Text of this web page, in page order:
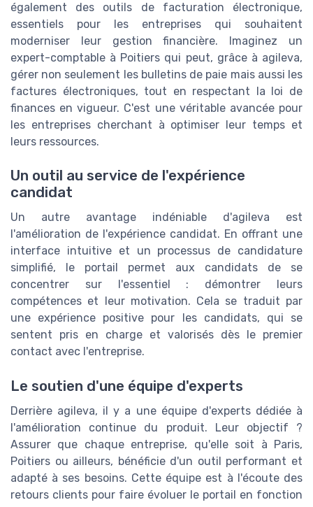
également des outils de facturation électronique,
essentiels pour les entreprises qui souhaitent
moderniser leur gestion financière. Imaginez un
expert-comptable à Poitiers qui peut, grâce à agileva,
gérer non seulement les bulletins de paie mais aussi les
factures électroniques, tout en respectant la loi de
finances en vigueur. C'est une véritable avancée pour
les entreprises cherchant à optimiser leur temps et
leurs ressources.
Un outil au service de l'expérience
candidat
Un autre avantage indéniable d'agileva est
l'amélioration de l'expérience candidat. En offrant une
interface intuitive et un processus de candidature
simplifié, le portail permet aux candidats de se
concentrer sur l'essentiel : démontrer leurs
compétences et leur motivation. Cela se traduit par
une expérience positive pour les candidats, qui se
sentent pris en charge et valorisés dès le premier
contact avec l'entreprise.
Le soutien d'une équipe d'experts
Derrière agileva, il y a une équipe d'experts dédiée à
l'amélioration continue du produit. Leur objectif ?
Assurer que chaque entreprise, qu'elle soit à Paris,
Poitiers ou ailleurs, bénéficie d'un outil performant et
adapté à ses besoins. Cette équipe est à l'écoute des
retours clients pour faire évoluer le portail en fonction